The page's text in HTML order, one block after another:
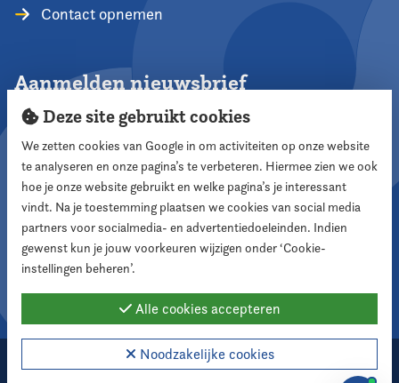
Contact opnemen
Aanmelden nieuwsbrief
Aanmelden
Volg ons
2026 Nederlandse Vereniging voor Raadsleden
Deze site gebruikt cookies
We zetten cookies van Google in om activiteiten op onze website
te analyseren en onze pagina’s te verbeteren. Hiermee zien we ook
hoe je onze website gebruikt en welke pagina’s je interessant
vindt. Na je toestemming plaatsen we cookies van social media
partners voor socialmedia- en advertentiedoeleinden. Indien
gewenst kun je jouw voorkeuren wijzigen onder ‘Cookie-
instellingen beheren’.
Alle cookies accepteren
Noodzakelijke cookies